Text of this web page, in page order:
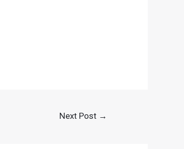
Next Post →